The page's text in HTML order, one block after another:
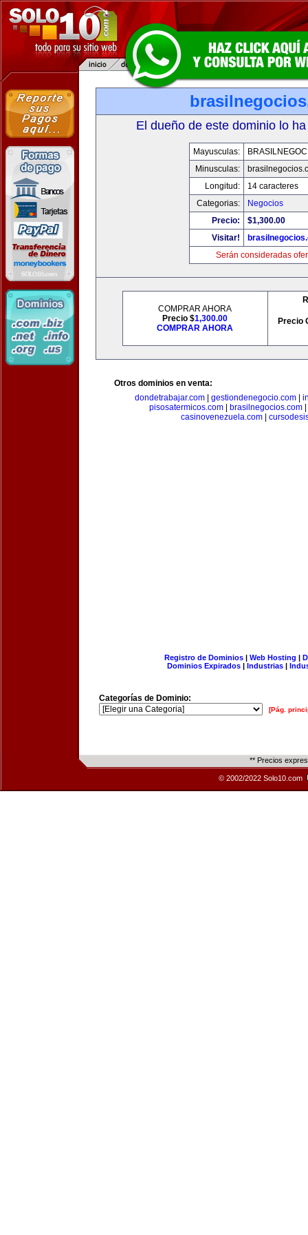
El dueño de este dominio lo
Mayusculas:
Minusculas:
Longitud:
14 caracteres
Categorias:
Negocios
Precio:
$1,300.00
Visitar!
Serán consideradas
COMPRAR AHORA
Precio $1,300.00
COMPRAR AHORA
Precio
Otros dominios en venta:
dondetrabajar.com| gestiondenegocio.com|
pisosatermicos.com
brasilnegocios.com
casinovenezuela.com
Registro de Dominios| Web Hosting |
Dominios Expirados | Industrias |
Categorías de Dominio:
[Pág.
** Precios
© 2002/2022 Solo10.com